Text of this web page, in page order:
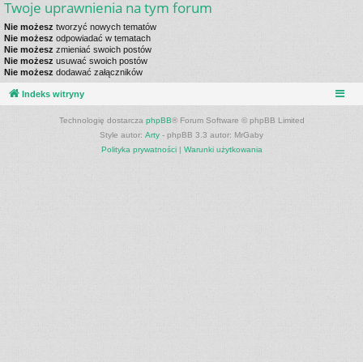
Twoje uprawnienia na tym forum
Nie możesz tworzyć nowych tematów
Nie możesz odpowiadać w tematach
Nie możesz zmieniać swoich postów
Nie możesz usuwać swoich postów
Nie możesz dodawać załączników
Indeks witryny
Technologię dostarcza phpBB® Forum Software © phpBB Limited
Style autor: Arty - phpBB 3.3 autor: MrGaby
Polityka prywatności| Warunki użytkowania